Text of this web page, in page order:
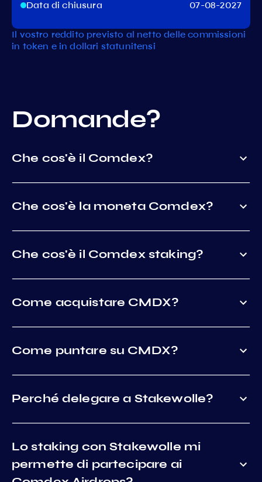
Data di chiusura
07-08-2027
Il vostro reddito previsto al netto delle commissioni
in token e in dollari statunitensi
Domande?
Che cos'è il Comdex?
Che cos'è la moneta Comdex?
Che cos'è il Comdex staking?
Come acquistare CMDX?
Come puntare su CMDX?
Perché delegare a Stakewolle?
Lo staking con Stakewolle mi
permette di partecipare ai